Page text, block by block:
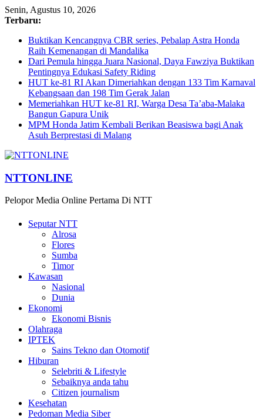
Senin, Agustus 10, 2026
Terbaru:
Buktikan Kencangnya CBR series, Pebalap Astra Honda
Raih Kemenangan di Mandalika
Dari Pemula hingga Juara Nasional, Daya Fawziya Buktikan
Pentingnya Edukasi Safety Riding
HUT ke-81 RI Akan Dimeriahkan dengan 133 Tim Karnaval
Kebangsaan dan 198 Tim Gerak Jalan
Memeriahkan HUT ke-81 RI, Warga Desa Ta’aba-Malaka
Bangun Gapura Unik
MPM Honda Jatim Kembali Berikan Beasiswa bagi Anak
Asuh Berprestasi di Malang
NTTONLINE
Pelopor Media Online Pertama Di NTT
Seputar NTT
Alrosa
Flores
Sumba
Timor
Kawasan
Nasional
Dunia
Ekonomi
Ekonomi Bisnis
Olahraga
IPTEK
Sains Tekno dan Otomotif
Hiburan
Selebriti & Lifestyle
Sebaiknya anda tahu
Citizen journalism
Kesehatan
Pedoman Media Siber